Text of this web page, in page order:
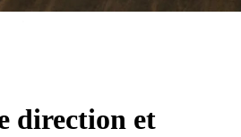
direction et